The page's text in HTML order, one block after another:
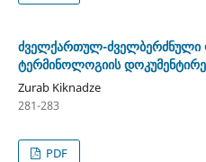
ძველქართულ-
ტერმინოლოგიის
Zurab Kiknadze
281-283
PDF